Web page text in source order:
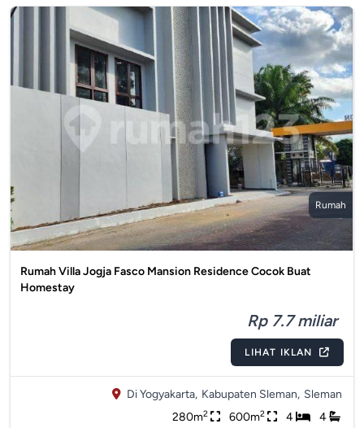
Rumah
Rumah Villa Jogja Fasco Mansion Residence Cocok Buat
Homestay
Rp 7.7 miliar
LIHAT IKLAN
Di Yogyakarta, Kabupaten Sleman, Sleman
280m2 600m2 4 4